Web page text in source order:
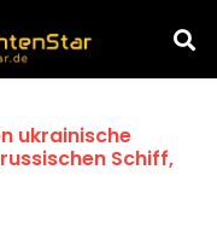
ukrainische
Schiff,